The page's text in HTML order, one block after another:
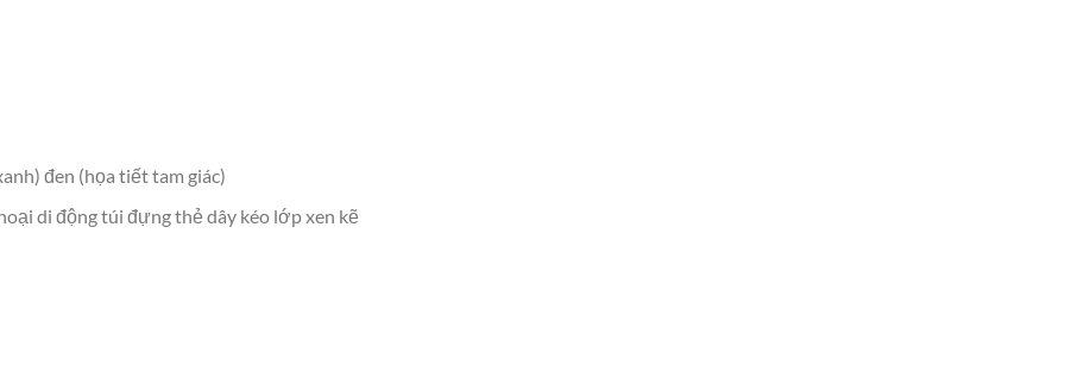
đen (họa tiết tam giác)
di động túi đựng thẻ dây kéo lớp xen kẽ